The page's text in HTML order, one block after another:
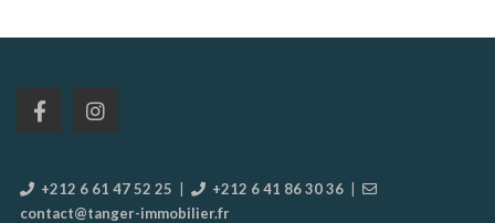
+212 6 61 47 52 25 | +212 6 41 86 30 36 |
contact@tanger-immobilier.fr